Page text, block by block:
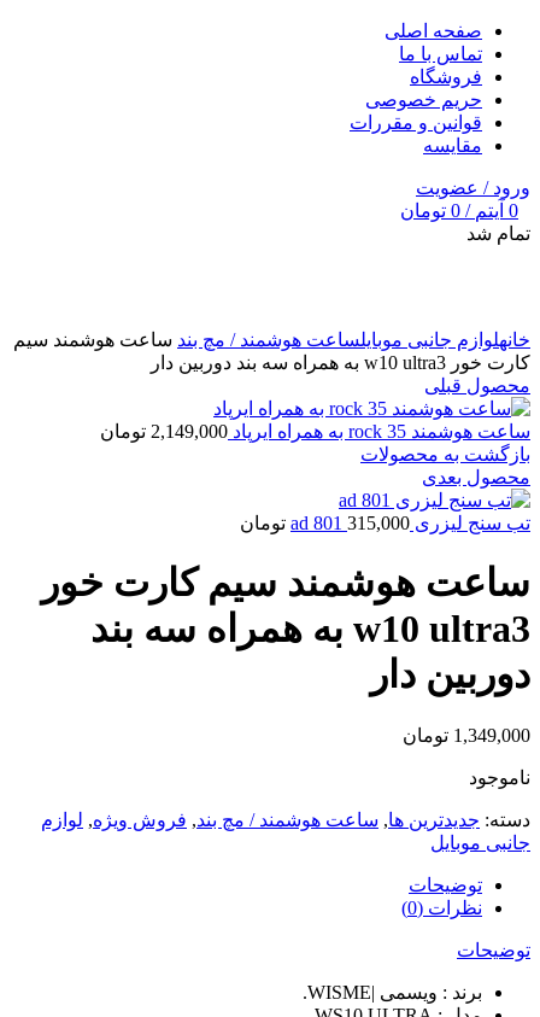
صفحه اصلی
تماس با ما
فروشگاه
حریم خصوصی
قوانین و مقررات
مقایسه
ورود / عضویت
0 آیتم /
0 تومان
تمام شد
خانهلوازم جانبی موبایلساعت هوشمند / مچ بند ساعت هوشمند سیم
کارت خور w10 ultra3 به همراه سه بند دوربین دار
محصول قبلی
ساعت هوشمند rock 35 به همراه ایرپاد 2,149,000 تومان
بازگشت به محصولات
محصول بعدی
تب سنج لیزری ad 801 315,000 تومان
ساعت هوشمند سیم کارت خور
w10 ultra3 به همراه سه بند
دوربین دار
1,349,000 تومان
ناموجود
دسته: جدیدترین ها, ساعت هوشمند / مچ بند, فروش ویژه, لوازم
جانبی موبایل
توضیحات
نظرات (0)
توضیحات
برند : ویسمی |WISME.